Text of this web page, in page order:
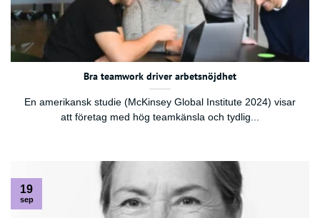
Bra teamwork driver arbetsnöjdhet
En amerikansk studie (McKinsey Global Institute 2024) visar
att företag med hög teamkänsla och tydlig...
19
sep